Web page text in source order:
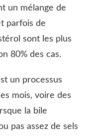
un mélange de
parfois de
sont les plus
80% des cas.
un processus
mois, voire des
la bile
pas assez de sels